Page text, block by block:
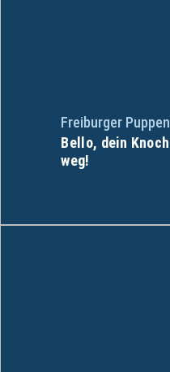
Freiburger
Bello, dein
weg!